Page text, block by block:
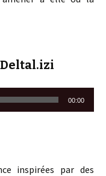
00:00
inspirées par des